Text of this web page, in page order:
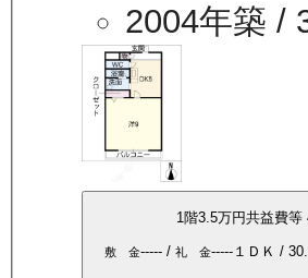
2004年築 /
1階3.5万円共益費等
敷 金----- / 礼 金----- １ＤＫ /